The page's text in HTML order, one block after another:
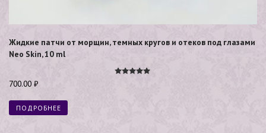
Жидкие патчи от морщин, темных кругов и отеков под глазами
Neo Skin, 10 ml
700.00 ₽
ПОДРОБНЕЕ